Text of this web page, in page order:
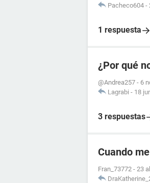
Pacheco604 -
1 respuesta
¿Por qué
@Andrea257 - 6
Lagrabi - 18
3 respuestas
Cuando
Fran_73772 - 23